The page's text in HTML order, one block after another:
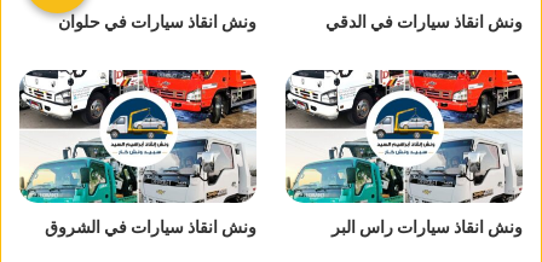
ونش انقاذ سيارات في الدقي ونش انقاذ سيارات في حلوان
ونش انقاذ سيارات راس البر ونش انقاذ سيارات في الشروق